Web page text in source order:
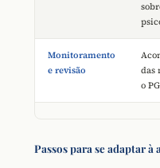
Monitoramento
e revisão
das
o
Passos para se adaptar à